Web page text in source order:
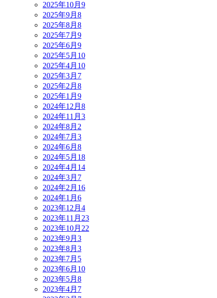
2025年10月 9
2025年9月 8
2025年8月 8
2025年7月 9
2025年6月 9
2025年5月 10
2025年4月 10
2025年3月 7
2025年2月 8
2025年1月 9
2024年12月 8
2024年11月 3
2024年8月 2
2024年7月 3
2024年6月 8
2024年5月 18
2024年4月 14
2024年3月 7
2024年2月 16
2024年1月 6
2023年12月 4
2023年11月 23
2023年10月 22
2023年9月 3
2023年8月 3
2023年7月 5
2023年6月 10
2023年5月 8
2023年4月 7